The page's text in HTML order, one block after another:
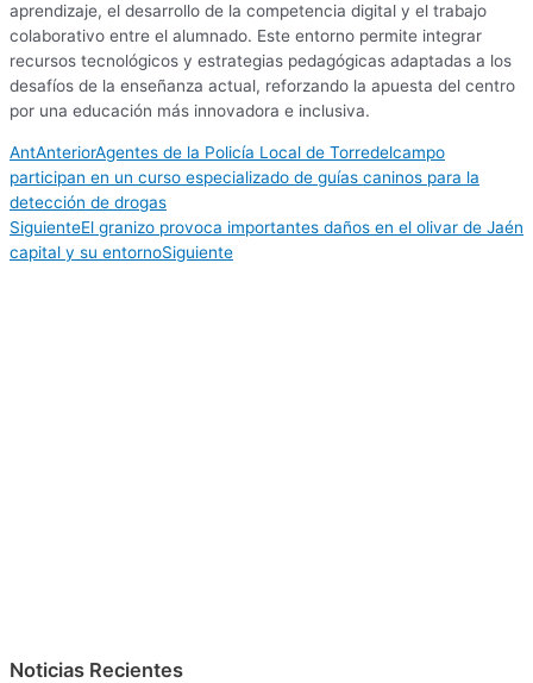
aprendizaje, el desarrollo de la competencia digital y el trabajo
colaborativo entre el alumnado. Este entorno permite integrar
recursos tecnológicos y estrategias pedagógicas adaptadas a los
desafíos de la enseñanza actual, reforzando la apuesta del centro
por una educación más innovadora e inclusiva.
AntAnteriorAgentes de la Policía Local de Torredelcampo
participan en un curso especializado de guías caninos para la
detección de drogas
SiguienteEl granizo provoca importantes daños en el olivar de Jaén
capital y su entornoSiguiente
Noticias Recientes